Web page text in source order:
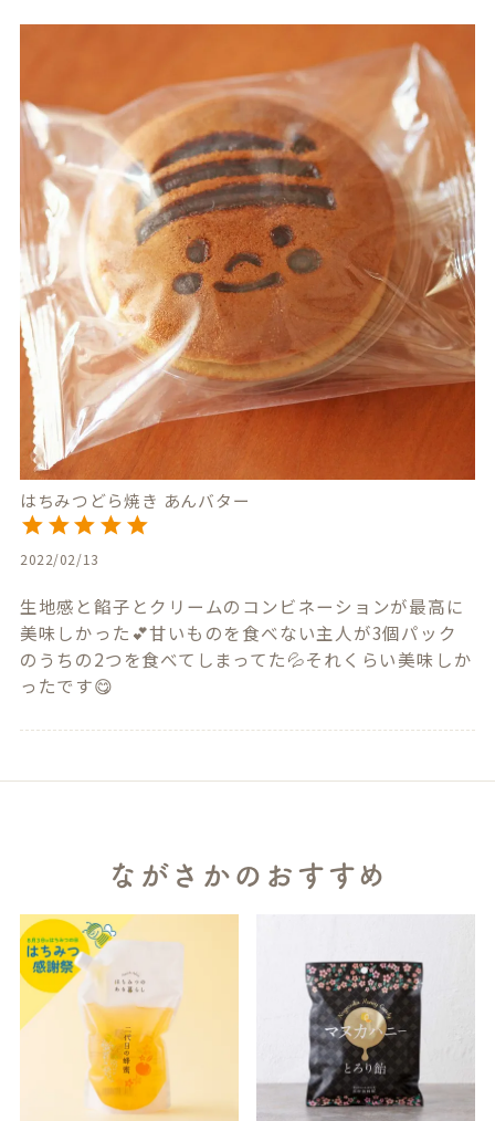
はちみつどら焼き あんバター
2022/02/13
生地感と餡子とクリームのコンビネーションが最高に
美味しかった💕甘いものを食べない主人が3個パック
のうちの2つを食べてしまってた💦それくらい美味しか
ったです😋
ながさかのおすすめ